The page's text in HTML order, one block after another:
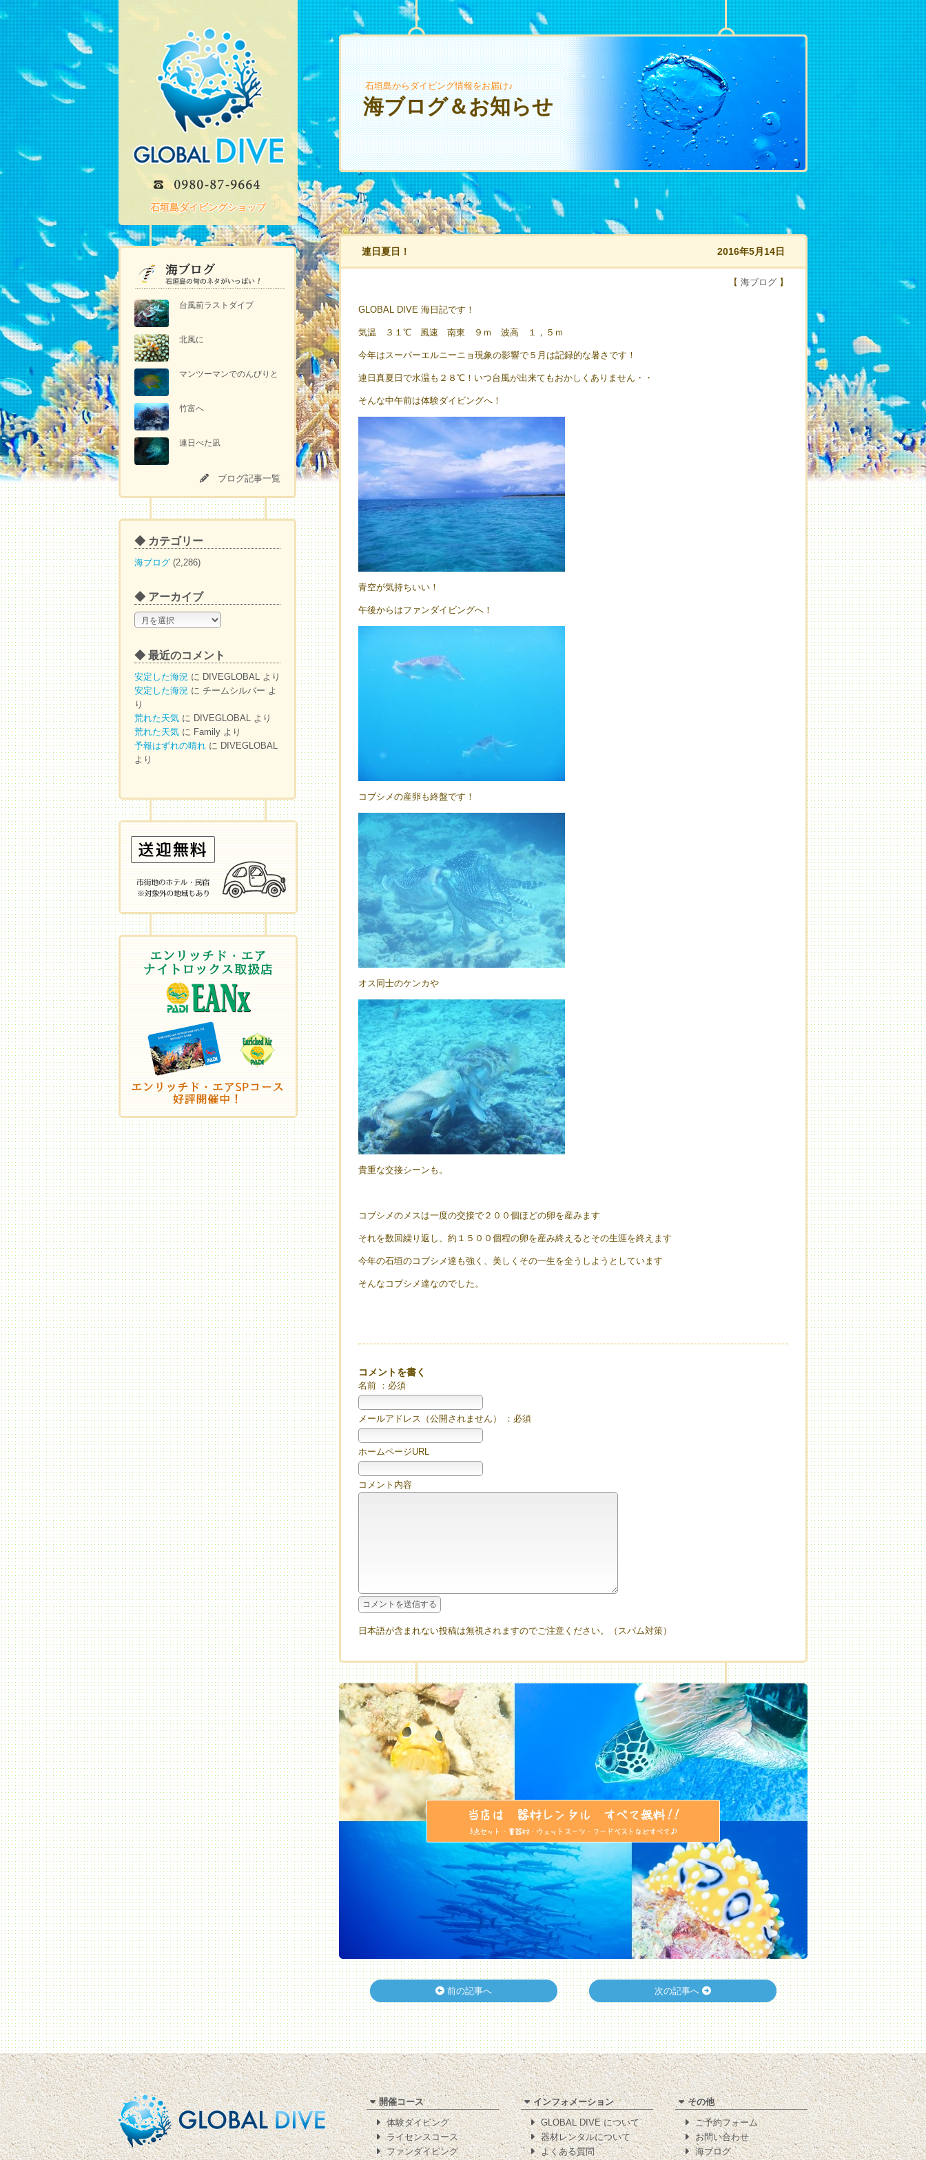
石垣島ダイビングショップ
台風前ラストダイブ
北風に
マンツーマンでのんびりと
竹富へ
連日べた凪
ブログ記事一覧
◆ カテゴリー
海ブログ (2,286)
◆ アーカイブ
◆
ア
カ
イ
ブ
◆ 最近のコメント
安定した海況 に DIVEGLOBAL より
安定した海況 に チームシルバー よ
り
荒れた天気 に DIVEGLOBAL より
荒れた天気 に Family より
予報はずれの晴れ に DIVEGLOBAL
より
石垣島からダイビング情報をお届け♪
海ブログ＆お知らせ
連日夏日！ 2016年5月14日
【 海ブログ 】
GLOBAL DIVE 海日記です！
気温 ３１℃ 風速 南東 ９ｍ 波高 １，５ｍ
今年はスーパーエルニーニョ現象の影響で５月は記録的な暑さです！
連日真夏日で水温も２８℃！いつ台風が出来てもおかしくありません・・
そんな中午前は体験ダイビングへ！
青空が気持ちいい！
午後からはファンダイビングへ！
コブシメの産卵も終盤です！
オス同士のケンカや
貴重な交接シーンも。
コブシメのメスは一度の交接で２００個ほどの卵を産みます
それを数回繰り返し、約１５００個程の卵を産み終えるとその生涯を終えます
今年の石垣のコブシメ達も強く、美しくその一生を全うしようとしています
そんなコブシメ達なのでした。
コメントを書く
名前 ：必須
メールアドレス（公開されません） ：必須
ホームページURL
コメント内容
日本語が含まれない投稿は無視されますのでご注意ください。（スパム対策）
前の記事へ 次の記事へ
開催コース
体験ダイビング
ライセンスコース
ファンダイビング
インフォメーション
GLOBAL DIVE について
器材レンタルについて
よくある質問
その他
ご予約フォーム
お問い合わせ
海ブログ